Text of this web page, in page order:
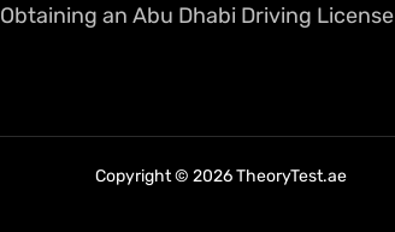
Obtaining an Abu Dhabi Driving License
Copyright © 2026 TheoryTest.ae